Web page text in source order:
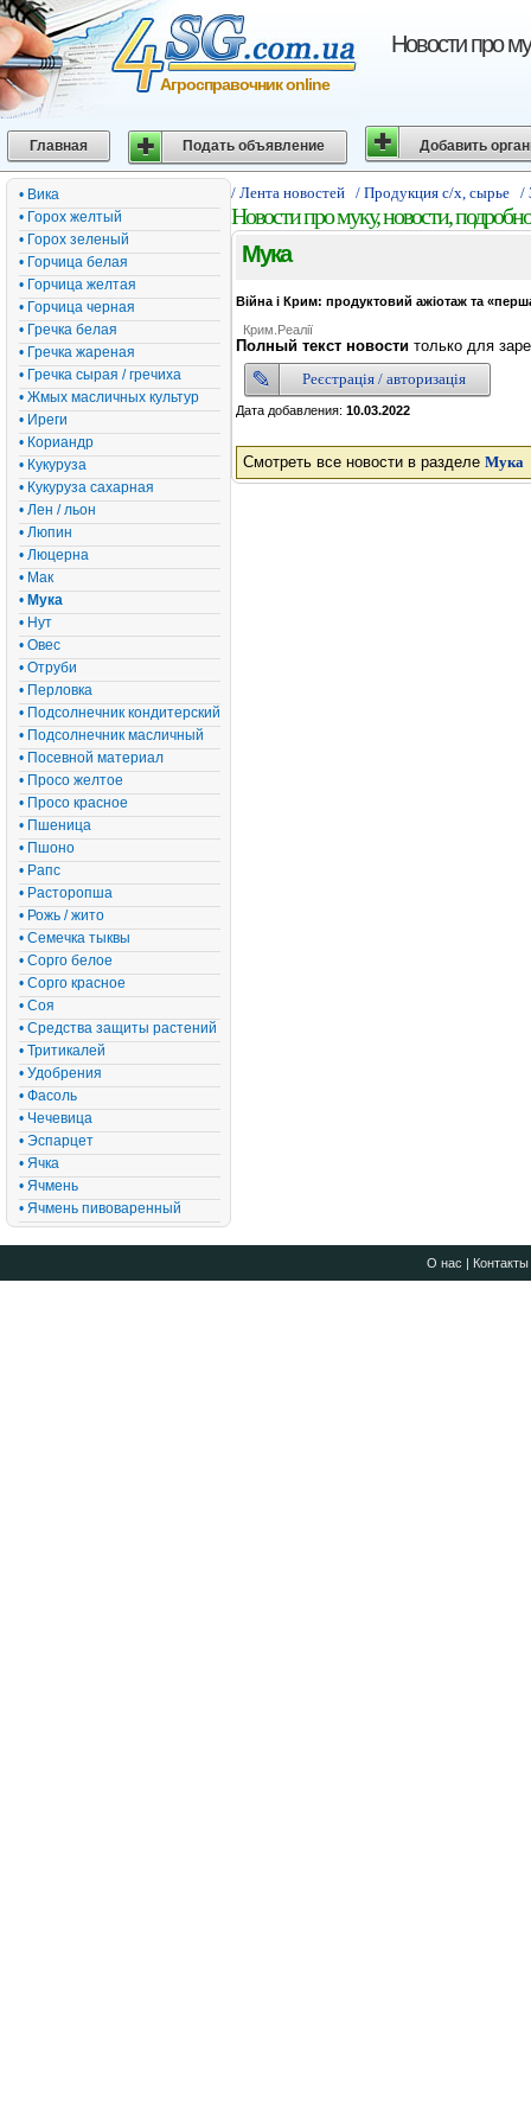
Новости про
Агросправочник online
Главная Подать объявление Добавить
• Вика
• Горох желтый
• Горох зеленый
• Горчица белая
• Горчица желтая
• Горчица черная
• Гречка белая
• Гречка жареная
• Гречка сырая / гречиха
• Жмых масличных культур
• Иреги
• Кориандр
• Кукуруза
• Кукуруза сахарная
• Лен / льон
• Люпин
• Люцерна
• Мак
• Мука
• Нут
• Овес
• Отруби
• Перловка
• Подсолнечник кондитерский
• Подсолнечник масличный
• Посевной материал
• Просо желтое
• Просо красное
• Пшеница
• Пшоно
• Рапс
• Расторопша
• Рожь / жито
• Семечка тыквы
• Сорго белое
• Сорго красное
• Соя
• Средства защиты растений
• Тритикалей
• Удобрения
• Фасоль
• Чечевица
• Эспарцет
• Ячка
• Ячмень
• Ячмень пивоваренный
/ Лента новостей / Продукция с/х, сырье /
Новости про муку, новости,
Мука
Війна і Крим: продуктовий ажіотаж та
Крим.Реалії
Полный текст новости только для
Реєстрація / авторизація
Дата добавления: 10.03.2022
Смотреть все новости в разделе Мука
О нас | Контакты